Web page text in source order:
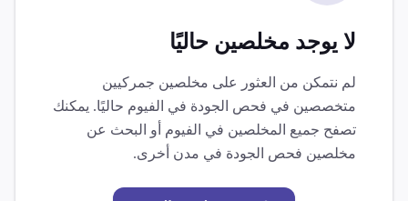
لا يوجد مخلصين حاليًا
لم نتمكن من العثور على مخلصين جمركيين
متخصصين في فحص الجودة في الفيوم حاليًا. يمكنك
تصفح جميع المخلصين في الفيوم أو البحث عن
مخلصين فحص الجودة في مدن أخرى.